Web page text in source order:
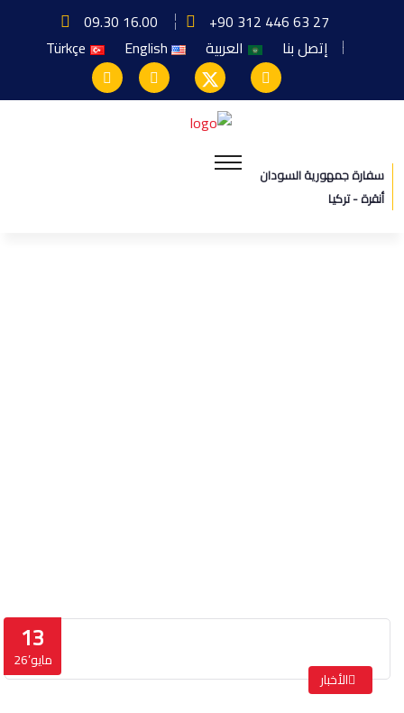
+90 312 446 63 27
09.30 16.00
إتصل بنا
العربية English
Türkçe
سفارة جمهورية السودان
أنقرة - تركيا
13
مايو’26
الأخبار